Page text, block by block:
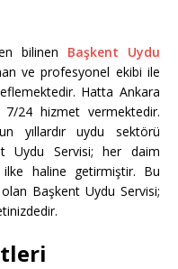
bilinen Başkent Uydu
ve profesyonel ekibi ile
Hatta Ankara
24 hizmet vermektedir.
yıllardır uydu sektörü
Uydu Servisi; her daim
haline getirmiştir. Bu
Başkent Uydu Servisi;